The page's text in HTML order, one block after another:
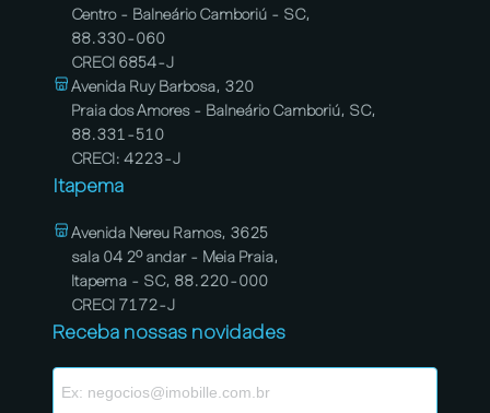
Centro - Balneário Camboriú - SC,
88.330-060
CRECI 6854-J
Avenida Ruy Barbosa, 320
Praia dos Amores - Balneário Camboriú, SC,
88.331-510
CRECI: 4223-J
Itapema
Avenida Nereu Ramos, 3625
sala 04 2º andar - Meia Praia,
Itapema - SC, 88.220-000
CRECI 7172-J
Receba nossas novidades